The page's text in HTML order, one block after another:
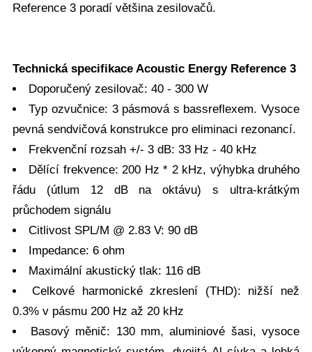
Reference 3 poradí většina zesilovačů.
Technická specifikace Acoustic Energy Reference 3
Doporučený zesilovač: 40 - 300 W
Typ ozvučnice: 3 pásmová s bassreflexem. Vysoce
pevná sendvičová konstrukce pro eliminaci rezonancí.
Frekvenční rozsah +/- 3 dB: 33 Hz - 40 kHz
Dělící frekvence: 200 Hz * 2 kHz, výhybka druhého
řádu (útlum 12 dB na oktávu) s ultra-krátkým
průchodem signálu
Citlivost SPL/M @ 2.83 V: 90 dB
Impedance: 6 ohm
Maximální akustický tlak: 116 dB
Celkové harmonické zkreslení (THD): nižší než
0.3% v pásmu 200 Hz až 20 kHz
Basový měnič: 130 mm, aluminiové šasi, vysoce